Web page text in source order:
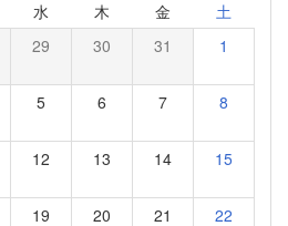
水 木 金 土
29 30 31 1
5 6 7 8
12 13 14 15
19 20 21 22